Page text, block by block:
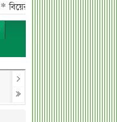
গর্ভবতী, মেয়েকে নদীতে